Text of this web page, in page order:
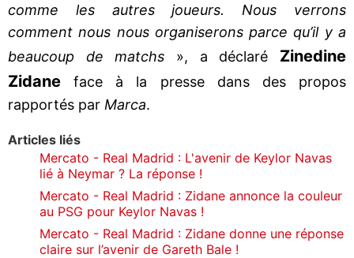
comme les autres joueurs. Nous verrons
comment nous nous organiserons parce qu’il y a
beaucoup de matchs », a déclaré Zinedine
Zidane face à la presse dans des propos
rapportés par Marca.
Articles liés
Mercato - Real Madrid : L'avenir de Keylor Navas
lié à Neymar ? La réponse !
Mercato - Real Madrid : Zidane annonce la couleur
au PSG pour Keylor Navas !
Mercato - Real Madrid : Zidane donne une réponse
claire sur l’avenir de Gareth Bale !